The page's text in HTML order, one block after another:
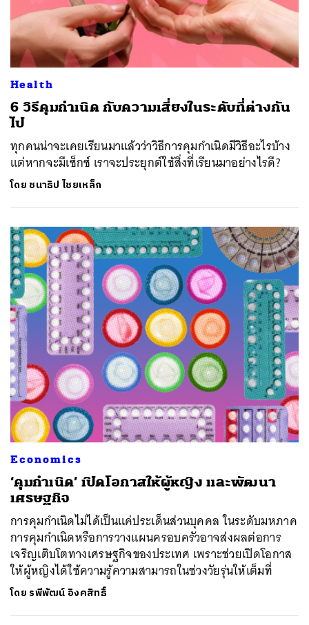
Health
6 วิธีคุมกำเนิด กับความเสี่ยงในระดับที่ต่างกัน
ไป
ทุกคนน่าจะเคยเรียนมาแล้วว่าวิธีการคุมกำเนิดมีวิธีอะไรบ้าง
แต่หากจะมีเซ็กซ์ เราจะประยุกต์ใช้สิ่งที่เรียนมาอย่างไรดี?
โดย ชนาธิป ไชยเหล็ก
Economics
‘คุมกำเนิด’ เปิดโอกาสให้ผู้หญิง และพัฒนา
เศรษฐกิจ
การคุมกำเนิดไม่ได้เป็นแค่ประเด็นส่วนบุคคล ในระดับมหภาค
การคุมกำเนิดหรือการวางแผนครอบครัวอาจส่งผลต่อการ
เจริญเติบโตทางเศรษฐกิจของประเทศ เพราะช่วยเปิดโอกาส
ให้ผู้หญิงได้ใช้ความรู้ความสามารถในช่วงวัยรุ่นให้เต็มที่
โดย รพีพัฒน์ อิงคสิทธิ์
SHARE TWEET LINE EMAIL